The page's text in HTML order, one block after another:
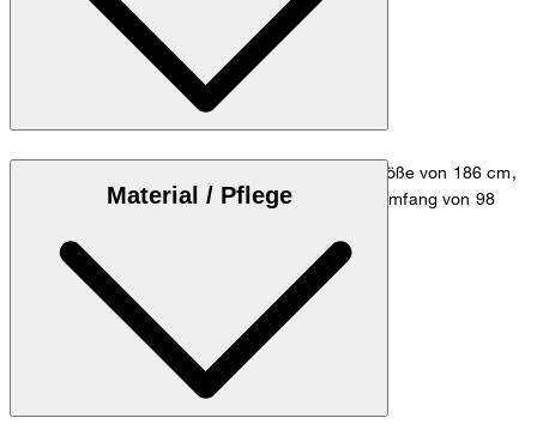
Das Model trägt die Größe 48 bei einer Körpergröße von 186 cm,
einem Taillenumfang von 84 cm und einem Hüftumfang von 98
Zum Hosen Guide
Material / Pflege